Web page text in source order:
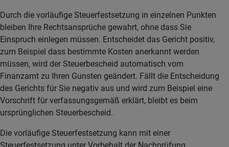
Durch die vorläufige Steuerfestsetzung in einzelnen Punkten
bleiben Ihre Rechtsansprüche gewahrt, ohne dass Sie
Einspruch einlegen müssen. Entscheidet das Gericht positiv,
zum Beispiel dass bestimmte Kosten anerkannt werden
müssen, wird der Steuerbescheid automatisch vom
Finanzamt zu Ihren Gunsten geändert. Fällt die Entscheidung
des Gerichts für Sie negativ aus und wird zum Beispiel eine
Vorschrift für verfassungsgemäß erklärt, bleibt es beim
ursprünglichen Steuerbescheid.
Die vorläufige Steuerfestsetzung kann mit einer